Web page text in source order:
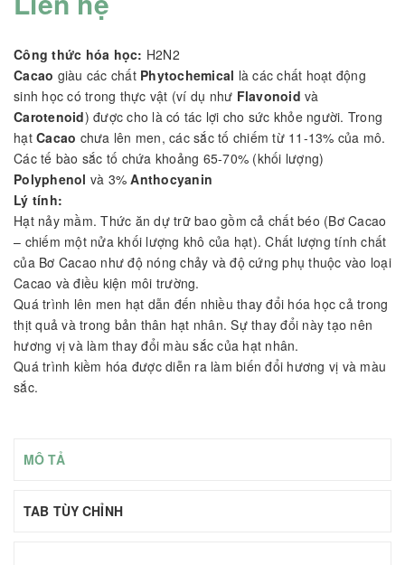
Công thức hóa học: H2N2
Cacao giàu các chất Phytochemical là các chất hoạt động
sinh học có trong thực vật (ví dụ như Flavonoid và
Carotenoid) được cho là có tác lợi cho sức khỏe người. Trong
hạt Cacao chưa lên men, các sắc tố chiếm từ 11-13% của mô.
Các tế bào sắc tố chứa khoảng 65-70% (khối lượng)
Polyphenol và 3%Anthocyanin
Lý tính:
Hạt nảy mầm. Thức ăn dự trữ bao gồm cả chất béo (Bơ Cacao
– chiếm một nửa khối lượng khô của hạt). Chất lượng tính chất
của Bơ Cacao như độ nóng chảy và độ cứng phụ thuộc vào loại
Cacao và điều kiện môi trường.
Quá trình lên men hạt dẫn đến nhiều thay đổi hóa học cả trong
thịt quả và trong bản thân hạt nhân. Sự thay đổi này tạo nên
hương vị và làm thay đổi màu sắc của hạt nhân.
Quá trình kiềm hóa được diễn ra làm biến đổi hương vị và màu
sắc.
MÔ TẢ
TAB TÙY CHỈNH